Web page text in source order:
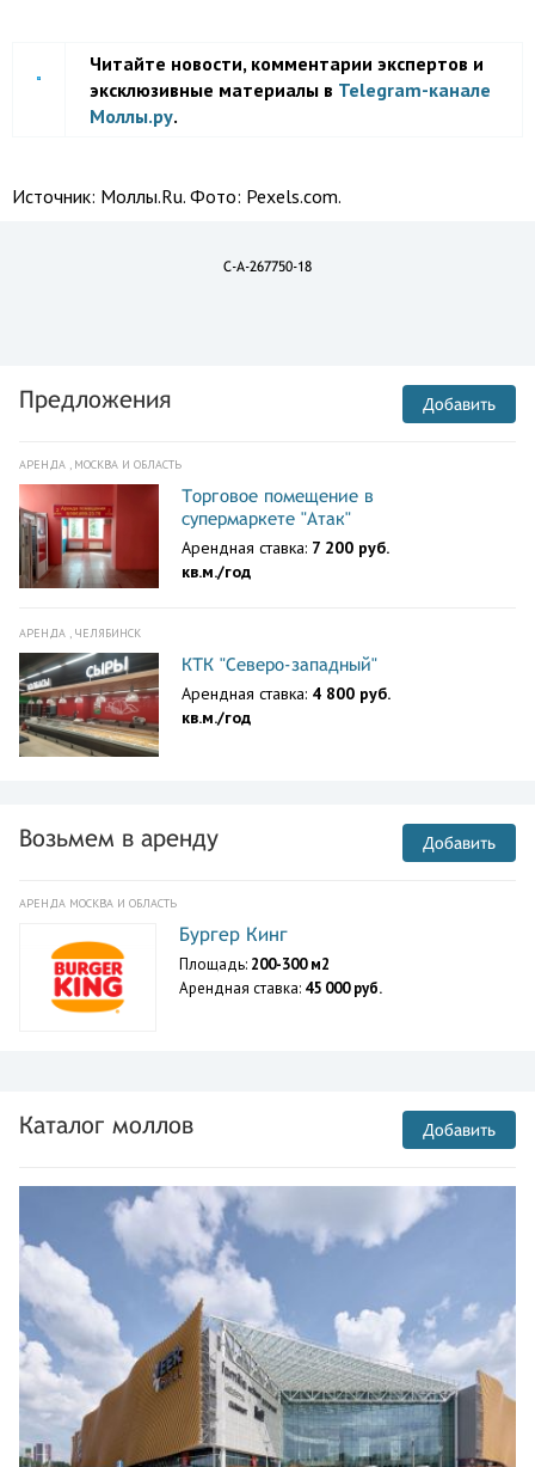
Читайте новости, комментарии экспертов и
эксклюзивные материалы в Telegram-канале
Моллы.ру.
Источник: Моллы.Ru. Фото: Pexels.com.
C-A-267750-18
Предложения Добавить
АРЕНДА , МОСКВА И ОБЛАСТЬ
Торговое помещение в
супермаркете "Атак"
Арендная ставка: 7 200 руб.
кв.м./год
АРЕНДА , ЧЕЛЯБИНСК
КТК "Северо-западный"
Арендная ставка: 4 800 руб.
кв.м./год
Возьмем в аренду Добавить
АРЕНДА МОСКВА И ОБЛАСТЬ
Бургер Кинг
Площадь: 200-300 м2
Арендная ставка: 45 000 руб.
Каталог моллов Добавить